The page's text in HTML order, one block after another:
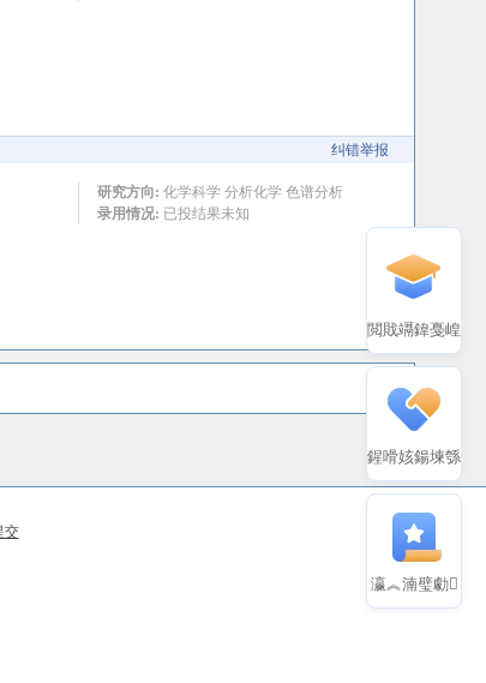
纠错举报
研究方向: 化学科学 分析化学 色谱分析
录用情况: 已投结果未知
交
閲戝竵鍏戞崲
鍟嗗姟鍚堜綔
瀛︽湳璧勮